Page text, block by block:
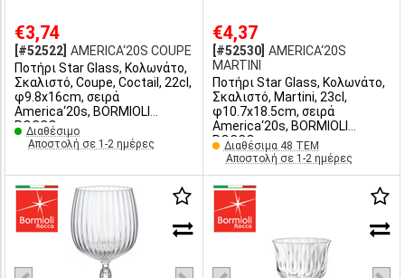
€3,74
[#52522] AMERICA‘20S COUPE
Ποτήρι Star Glass, Κολωνάτο,
Σκαλιστό, Coupe, Coctail, 22cl,
φ9.8x16cm, σειρά
America‘20s, BORMIOLI
ROCCO
Διαθέσιμο
Αποστολή σε 1-2 ημέρες
€4,37
[#52530] AMERICA‘20S
MARTINI
Ποτήρι Star Glass, Κολωνάτο,
Σκαλιστό, Martini, 23cl,
φ10.7x18.5cm, σειρά
America‘20s, BORMIOLI
ROCCO
Διαθέσιμα 48 ΤΕΜ
Αποστολή σε 1-2 ημέρες